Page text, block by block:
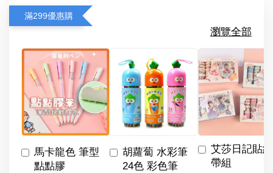
滿299優惠購
瀏覽全部
馬卡龍色 筆型
點點膠
胡蘿蔔 水彩筆
24色 彩色筆
艾莎日記貼
帶組